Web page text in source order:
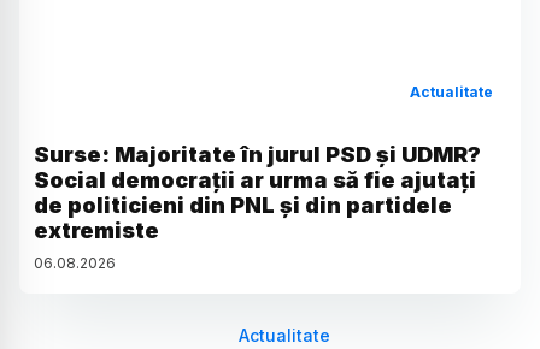
Actualitate
Surse: Majoritate în jurul PSD și UDMR?
Social democrații ar urma să fie ajutați
de politicieni din PNL și din partidele
extremiste
06.08.2026
Actualitate